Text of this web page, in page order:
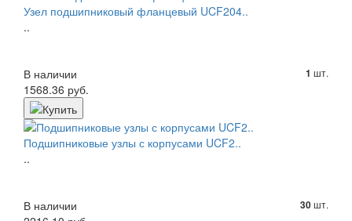
Узел подшипниковый фланцевый UCF204..
..
В наличии 1 шт.
1568.36 руб.
Подшипниковые узлы с корпусами UCF2..
..
В наличии 30шт.